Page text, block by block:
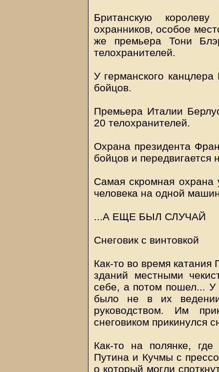
Британскую
охранников, особое
же премьера Тони
телохранителей.
У германского
бойцов.
Премьера Италии
20 телохранителей.
Охрана президента
бойцов и
Самая скромная
человека на одной
...А ЕЩЕ БЫЛ СЛУЧАЙ
Снеговик с винтовкой
Как-то во время
зданий местными
себе, а потом пошел...
было не в их
руководством. Им
снеговиком прикинулся
Как-то на полянке,
Путина и Кучмы с
о который могли